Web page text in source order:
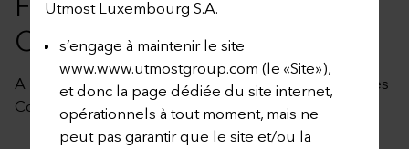
Utmost Luxembourg S.A.
s’engage à maintenir le site
www.www.utmostgroup.com (le «Site»),
et donc la page dédiée du site internet,
opérationnels à tout moment, mais ne
peut pas garantir que le site et/ou la
COLLECTIFS
A la date de publication, il n’y a pas de Fonds Internes
Collectifs disponibles.​